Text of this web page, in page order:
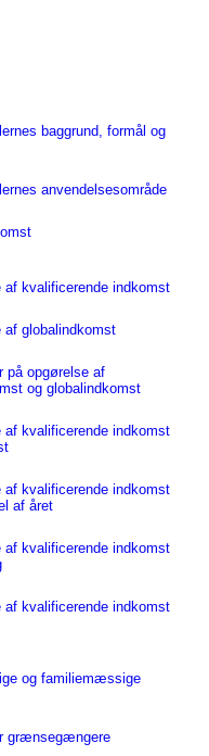
baggrund, formål og
anvendelsesområde
af kvalificerende indkomst
af globalindkomst
på opgørelse af
og globalindkomst
af kvalificerende indkomst
af kvalificerende indkomst
af året
af kvalificerende indkomst
af kvalificerende indkomst
og familiemæssige
grænsegængere